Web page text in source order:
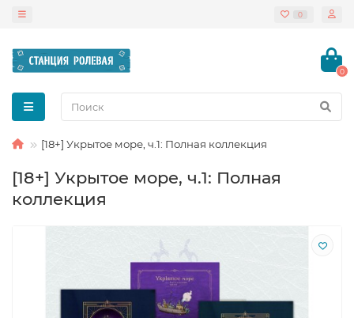
0
0
[18+] Укрытое море, ч.1: Полная коллекция
[18+] Укрытое море, ч.1: Полная
коллекция